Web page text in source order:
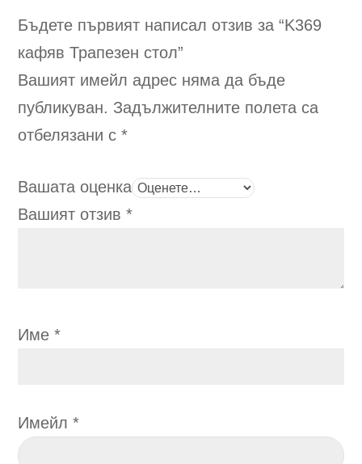
Бъдете първият написал отзив за “K369
кафяв Трапезен стол”
Вашият имейл адрес няма да бъде
публикуван. Задължителните полета са
отбелязани с*
Вашата оценка
Вашият отзив*
Име*
Имейл*